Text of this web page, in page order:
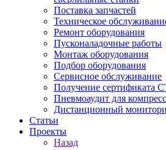
Поставка запчастей
Техническое
Ремонт оборудования
Пусконаладочные работы
Монтаж оборудования
Подбор оборудования
Сервисное обслуживание
Получение сертификата
Пневмоаудит для
Дистанционный
Статьи
Проекты
Назад